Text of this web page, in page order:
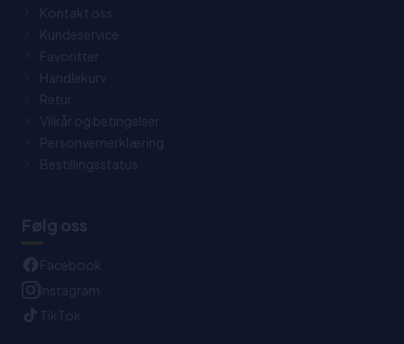
Kontakt oss
Kundeservice
Favoritter
Handlekurv
Retur
Vilkår og betingelser
Personvernerklæring
Bestillingsstatus
Følg oss
Facebook
Instagram
TikTok